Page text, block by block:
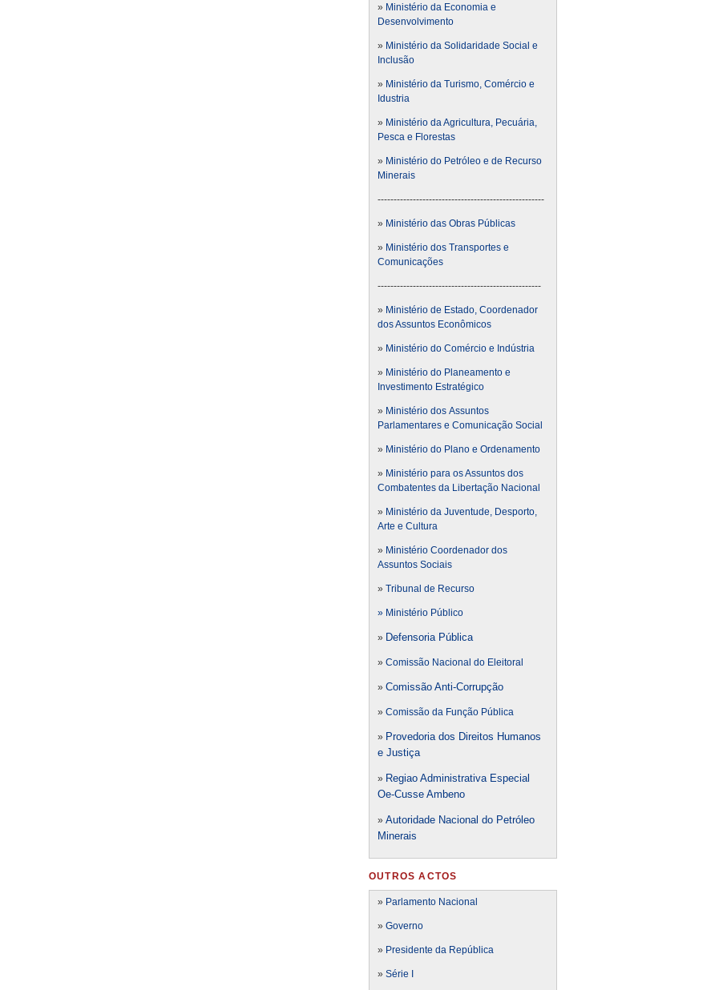
» Ministério da Economia e
Desenvolvimento
» Ministério da Solidaridade Social e
Inclusão
» Ministério da Turismo, Comércio e
Idustria
» Ministério da Agricultura, Pecuária,
Pesca e Florestas
» Ministério do Petróleo e de Recurso
Minerais
----------------------------------------------------
» Ministério das Obras Públicas
» Ministério dos Transportes e
Comunicações
---------------------------------------------------
» Ministério de Estado, Coordenador
dos Assuntos Econômicos
» Ministério do Comércio e Indústria
» Ministério do Planeamento e
Investimento Estratégico
» Ministério dos Assuntos
Parlamentares e Comunicação Social
» Ministério do Plano e Ordenamento
» Ministério para os Assuntos dos
Combatentes da Libertação Nacional
» Ministério da Juventude, Desporto,
Arte e Cultura
» Ministério Coordenador dos
Assuntos Sociais
» Tribunal de Recurso
» Ministério Público
» Defensoria Pública
» Comissão Nacional do Eleitoral
» Comissão Anti-Corrupção
» Comissão da Função Pública
» Provedoria dos Direitos Humanos
e Justiça
» Regiao Administrativa Especial
Oe-Cusse Ambeno
» Autoridade Nacional do Petróleo
Minerais
OUTROS ACTOS
» Parlamento Nacional
» Governo
» Presidente da República
» Série I